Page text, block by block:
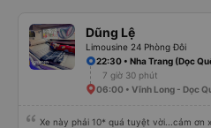
Dũng Lệ
Limousine 24 Phòng Đôi
22:30 • Nha Trang (Dọc
7 giờ 30 phút
06:00 • Vĩnh Long - Dọc
Xe này phải 10* quá tuyệt vời...cảm ơn